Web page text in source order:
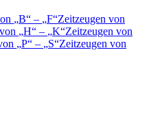
B – F Zeitzeugen von
H – K Zeitzeugen von
P – S Zeitzeugen von